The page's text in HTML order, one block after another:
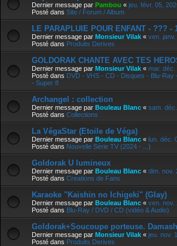
Dernier message par Pambou « jeu. févr. 05,
Posté dans Site / Forum / Album
LE PARAPLUIE POUR ENFANT - ??? -
Dernier message par Monsieur Vilak « ven.
Posté dans Produits Derives
GOLDORAK CHANTE AVEC TES
Dernier message par Monsieur Vilak « mar. déc.
Posté dans DVD - VHS - CD - Disques - Blu-
- Super 8
Archangel : collection
Dernier message par Bouleau Blanc « sam.
Posté dans Collections
La VégaStar (Etoile de Véga)
Dernier message par Bouleau Blanc « lun. déc.
Posté dans Nouvelle Série TV (2024 - ...)
Goldorak U lumineux
Dernier message par Bouleau Blanc « dim. nov.
Posté dans Creations de Fans
Karaoke "Kaishin no Ichigeki" (Glay)
Dernier message par Bouleau Blanc « ven. nov.
Posté dans Blu-Ray / DVD / CD (vidéo & Audio)
Goldorak+Soucoupe porteuse.
Dernier message par Monsieur Vilak « jeu. nov.
Posté dans Produits Derives